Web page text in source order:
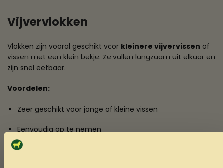
Vijvervlokken
Vlokken zijn vooral geschikt voor kleinere vijvervissen of
vissen met een klein bekje. Ze vallen langzaam uit elkaar en
zijn snel eetbaar.
Voordelen:
Zeer geschikt voor jonge of kleine vissen
Eenvoudig op te nemen
Minder kans op voedselverspilling bij rustige eters